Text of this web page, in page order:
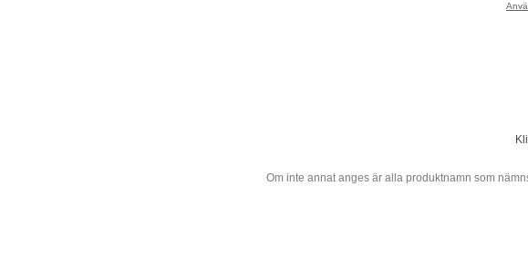
Om inte annat anges är alla produktnamn som